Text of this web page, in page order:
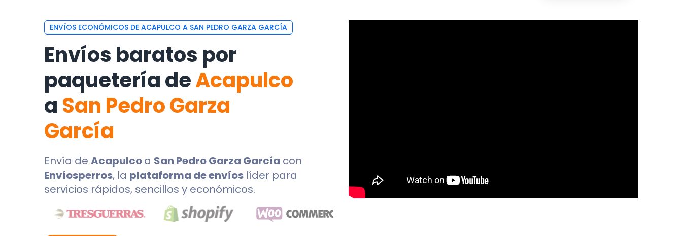
ENVÍOS ECONÓMICOS DE ACAPULCO A SAN PEDRO GARZA GARCÍA
Envíos baratos por
paquetería deAcapulco
a San Pedro Garza
García
Envía de Acapulcoa San Pedro Garza García con
Envíosperros, la plataforma de envíos líder para
servicios rápidos, sencillos y económicos.